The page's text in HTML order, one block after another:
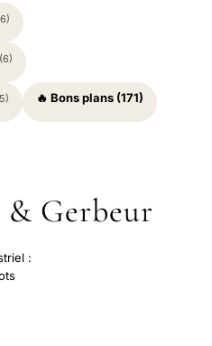
(6)
🔥 Bons plans (171)
& Gerbeur
: